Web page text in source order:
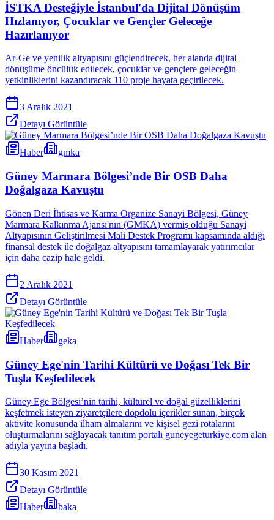
İSTKA Desteğiyle İstanbul'da Dijital Dönüşüm
Hızlanıyor, Çocuklar ve Gençler Geleceğe
Hazırlanıyor
Ar-Ge ve yenilik altyapısını güçlendirecek, her alanda dijital
dönüşüme öncülük edilecek, çocuklar ve gençlere geleceğin
yetkinliklerini kazandıracak 110 proje hayata geçirilecek.
3 Aralık 2021
Detayı Görüntüle
Haber gmka
Güney Marmara Bölgesi’nde Bir OSB Daha
Doğalgaza Kavuştu
Gönen Deri İhtisas ve Karma Organize Sanayi Bölgesi, Güney
Marmara Kalkınma Ajansı'nın (GMKA) vermiş olduğu Sanayi
Altyapısının Geliştirilmesi Mali Destek Programı kapsamında aldığı
finansal destek ile doğalgaz altyapısını tamamlayarak yatırımcılar
için daha cazip hale geldi.
2 Aralık 2021
Detayı Görüntüle
Haber geka
Güney Ege'nin Tarihi Kültürü ve Doğası Tek Bir
Tuşla Keşfedilecek
Güney Ege Bölgesi’nin tarihi, kültürel ve doğal güzelliklerini
keşfetmek isteyen ziyaretçilere dopdolu içerikler sunan, birçok
aktivite konusunda ilham almalarını ve kişisel gezi rotalarını
oluşturmalarını sağlayacak tanıtım portalı guneyegeturkiye.com alan
adıyla yayına başladı.
30 Kasım 2021
Detayı Görüntüle
Haber
baka